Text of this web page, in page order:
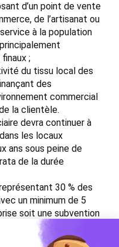
d’un point de vente
de l’artisanat ou
à la population
;
du tissu local des
des
commercial
la clientèle.
devra continuer à
les locaux
ans sous peine de
de la durée
30 % des
un minimum de 5
soit une subvention
la région Hauts-de-